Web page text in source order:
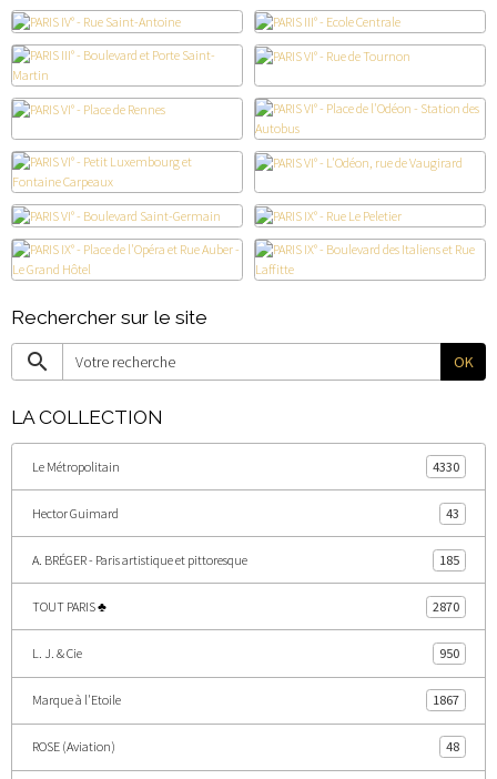
Rechercher sur le site
OK
LA COLLECTION
Le Métropolitain 4330
Hector Guimard 43
A. BRÉGER - Paris artistique et pittoresque 185
TOUT PARIS ♣ 2870
L. J. & Cie 950
Marque à l'Etoile 1867
ROSE (Aviation) 48